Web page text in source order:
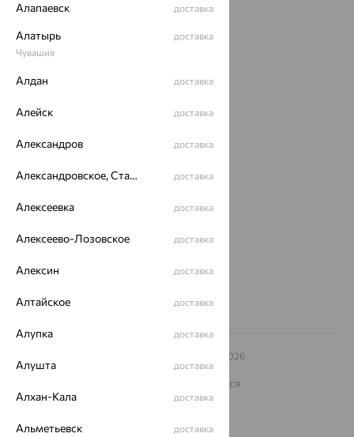
Каталог
Акции
Покупателям
О нас
Магазины и доставкаг. Липецк
еще 3
Другие города
Заказать звонок
– 2026
Архив акций
Карта сайта
На информационном ресурсе применяются
рекомендательные технологии
Политика конфеденциальности
Алапаевск доставка
Алатырь
Чувашия
доставка
Алдан доставка
Алейск доставка
Александров доставка
Александровское, Ставропольский край доставка
Алексеевка доставка
Алексеево-Лозовское доставка
Алексин доставка
Алтайское доставка
Алупка доставка
Алушта доставка
Алхан-Кала доставка
Альметьевск доставка